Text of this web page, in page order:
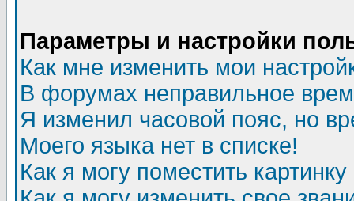
Параметры и настройки
Как мне изменить мои
В форумах неправильное
Я изменил часовой пояс, но
Моего языка нет в списке!
Как я могу поместить